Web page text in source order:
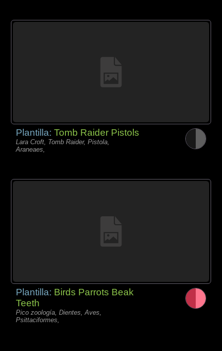
Plantilla:Tomb Raider Pistols
Lara Croft, Tomb Raider, Pistola,
Araneaes,
Plantilla: Birds Parrots Beak
Teeth
Pico zoología, Dientes, Aves,
Psittaciformes,